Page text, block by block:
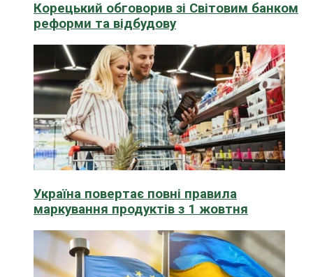
Корецький обговорив зі Світовим банком
реформи та відбудову
Україна повертає повні правила
маркування продуктів з 1 жовтня